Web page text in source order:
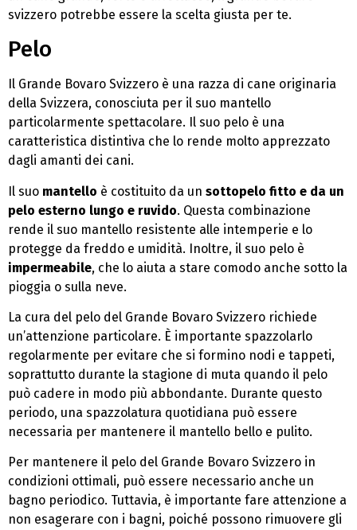
svizzero potrebbe essere la scelta giusta per te.
Pelo
Il Grande Bovaro Svizzero è una razza di cane originaria
della Svizzera, conosciuta per il suo mantello
particolarmente spettacolare. Il suo pelo è una
caratteristica distintiva che lo rende molto apprezzato
dagli amanti dei cani.
Il suo mantello è costituito da un sottopelo fitto e da un
pelo esterno lungo e ruvido. Questa combinazione
rende il suo mantello resistente alle intemperie e lo
protegge da freddo e umidità. Inoltre, il suo pelo è
impermeabile, che lo aiuta a stare comodo anche sotto la
pioggia o sulla neve.
La cura del pelo del Grande Bovaro Svizzero richiede
un’attenzione particolare. È importante spazzolarlo
regolarmente per evitare che si formino nodi e tappeti,
soprattutto durante la stagione di muta quando il pelo
può cadere in modo più abbondante. Durante questo
periodo, una spazzolatura quotidiana può essere
necessaria per mantenere il mantello bello e pulito.
Per mantenere il pelo del Grande Bovaro Svizzero in
condizioni ottimali, può essere necessario anche un
bagno periodico. Tuttavia, è importante fare attenzione a
non esagerare con i bagni, poiché possono rimuovere gli